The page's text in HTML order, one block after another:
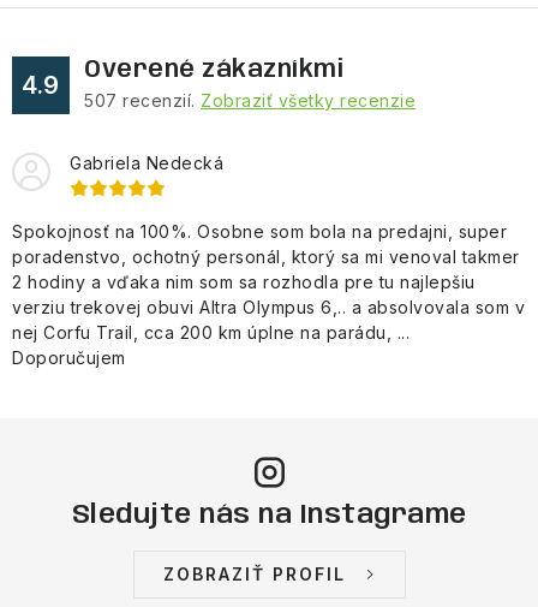
v
p
i
u
4.9
Overené zákazníkmi
507 recenzií. Zobraziť všetky recenzie
Gabriela Nedecká
Spokojnosť na 100%. Osobne som bola na predajni, super
poradenstvo, ochotný personál, ktorý sa mi venoval takmer
2 hodiny a vďaka nim som sa rozhodla pre tu najlepšiu
verziu trekovej obuvi Altra Olympus 6,.. a absolvovala som v
nej Corfu Trail, cca 200 km úplne na parádu, ...
Doporučujem
Sledujte nás na Instagrame
ZOBRAZIŤ PROFIL